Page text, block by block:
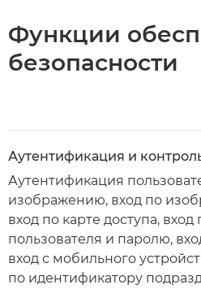
Функции
безопасности
Аутентификация и
Аутентификация
изображению, вход по
вход по карте доступа,
пользователя и паролю,
вход с мобильного
по идентификатору